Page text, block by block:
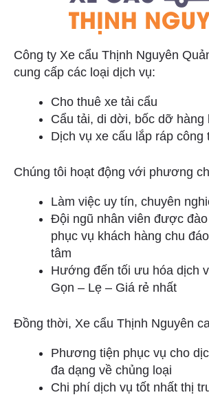
Công ty Xe cẩu Thịnh Nguyên
cung cấp các loại dịch vụ:
Cho thuê xe tải cẩu
Cẩu tải, di dời, bốc dỡ hàng
Dịch vụ xe cấu lắp ráp công
Chúng tôi hoạt động với phương
Làm việc uy tín, chuyên
Đội ngũ nhân viên được
phục vụ khách hàng chu
tâm
Hướng đến tối ưu hóa dịch
Gọn – Lẹ – Giá rẻ nhất
Đồng thời, Xe cẩu Thịnh Nguyên
Phương tiện phục vụ cho
đa dạng về chủng loại
Chi phí dịch vụ tốt nhất thị